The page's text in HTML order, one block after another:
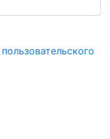
пользовательского